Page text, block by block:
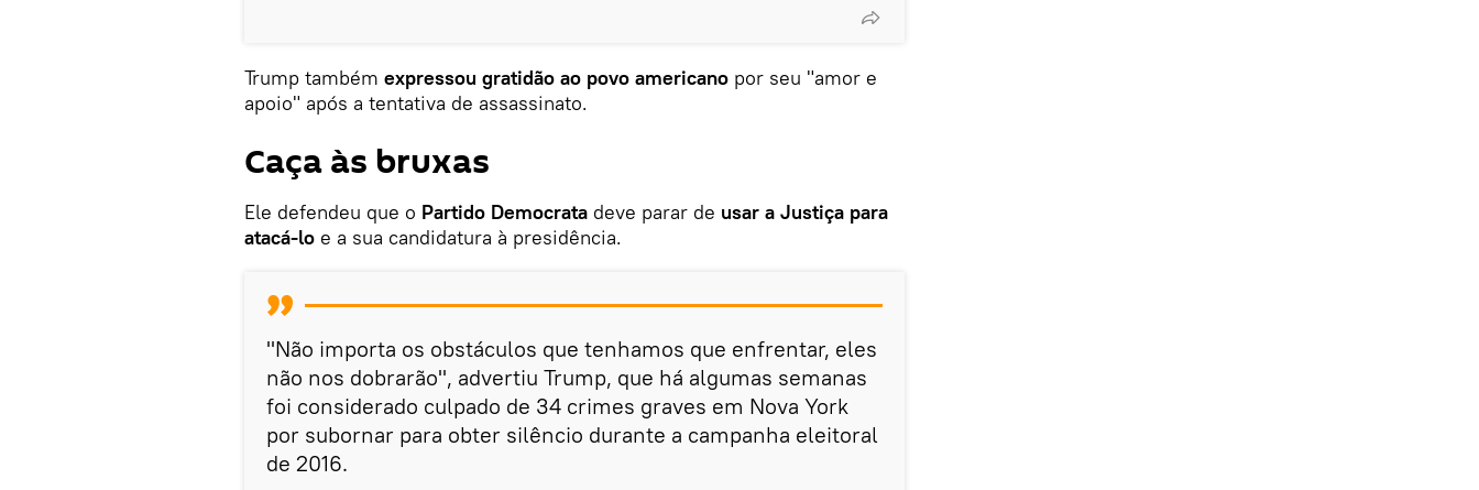
Trump também expressou gratidão ao povo americano por seu "amor e
apoio" após a tentativa de assassinato.
Caça às bruxas
Ele defendeu que o Partido Democrata deve parar de usar a Justiça para
atacá-lo e a sua candidatura à presidência.
"Não importa os obstáculos que tenhamos que enfrentar, eles
não nos dobrarão", advertiu Trump, que há algumas semanas
foi considerado culpado de 34 crimes graves em Nova York
por subornar para obter silêncio durante a campanha eleitoral
de 2016.